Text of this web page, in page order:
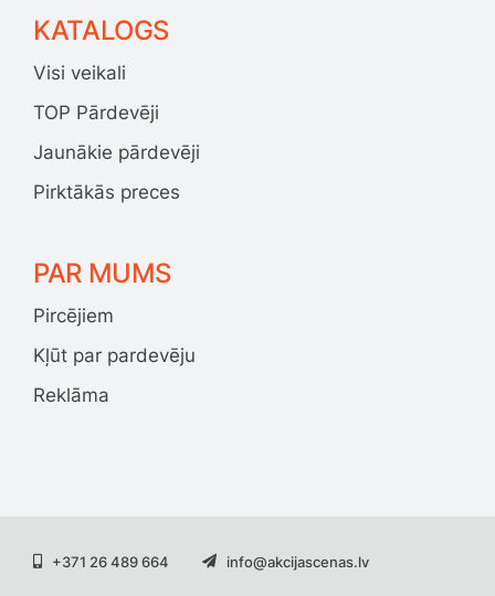
KATALOGS
Visi veikali
TOP Pārdevēji
Jaunākie pārdevēji
Pirktākās preces
PAR MUMS
Pircējiem
Kļūt par pardevēju
Reklāma
+371 26 489 664 info@akcijascenas.lv